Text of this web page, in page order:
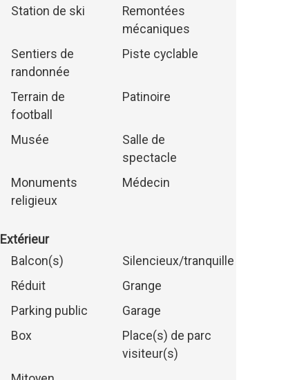
Station de ski
Remontées
mécaniques
Sentiers de
randonnée
Piste cyclable
Terrain de
football
Patinoire
Musée
Salle de
spectacle
Monuments
religieux
Médecin
Extérieur
Balcon(s)
Silencieux/tranquille
Réduit
Grange
Parking public
Garage
Box
Place(s) de parc
visiteur(s)